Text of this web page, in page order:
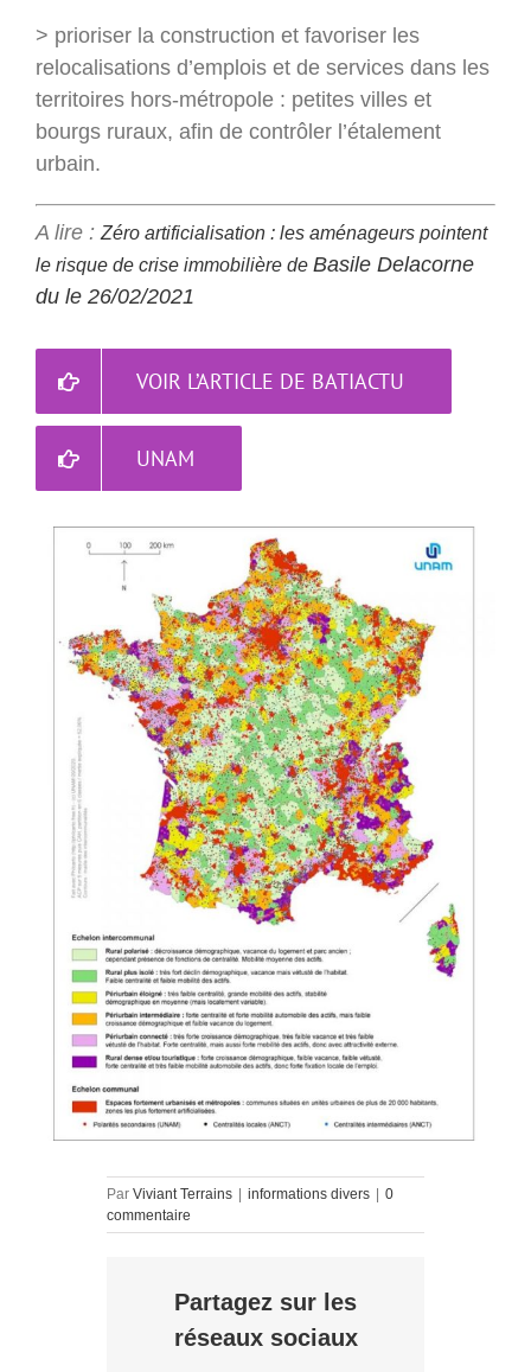
> prioriser la construction et favoriser les
relocalisations d’emplois et de services dans les
territoires hors-métropole : petites villes et
bourgs ruraux, afin de contrôler l’étalement
urbain.
A lire :Zéro artificialisation : les aménageurs pointent
le risque de crise immobilière de Basile Delacorne
du le 26/02/2021
VOIR L’ARTICLE DE BATIACTU
UNAM
Par Viviant Terrains | informations divers | 0
commentaire
Partagez sur les
réseaux sociaux